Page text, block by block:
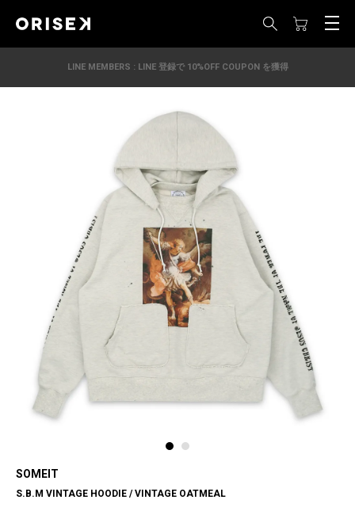
LINE MEMBERS : LINE 登録で 10%OFF COUPON を獲得
SOMEIT
S.B.M VINTAGE HOODIE / VINTAGE OATMEAL